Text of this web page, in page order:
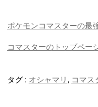
ポケモンコマスターの最
コマスターのトップペー
タグ : オシャマリ , コマス